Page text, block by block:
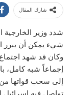
شارك المقال
شدد وزير الخارجية
شيء يمكن أن يبرر
وكان قد شهد
إجماعاً شبه كامل،
إلى سحب قواتها